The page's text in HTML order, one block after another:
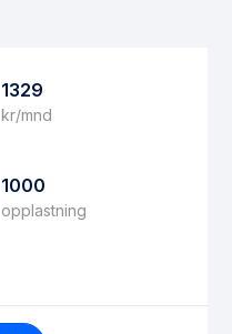
1329
kr/mnd
1000
opplastning